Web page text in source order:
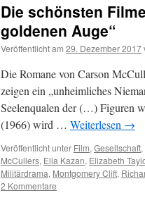
Die schönsten
goldenen Auge“
Veröffentlicht am 29. Dezember 2017
Die Romane von Carson
zeigen ein „unheimliches
Seelenqualen der (…) Figuren
(1966) wird … Weiterlesen →
Veröffentlicht unter Film, Gesellschaft,
McCullers, Elia Kazan, Elizabeth
Militärdrama, Montgomery Clift,
2 Kommentare